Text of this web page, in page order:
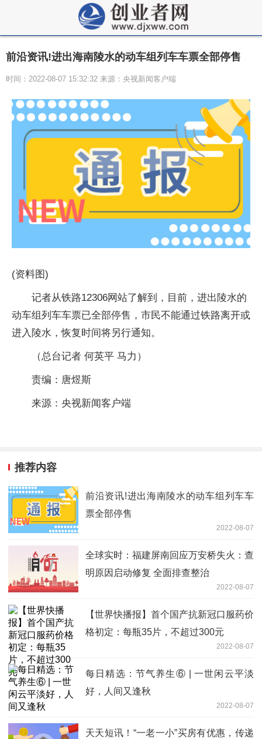
前沿资讯!进出海南陵水的动车组列车车票全部停售
时间：2022-08-07 15:32:32 来源：央视新闻客户端
(资料图)
记者从铁路12306网站了解到，目前，进出陵水的
动车组列车车票已全部停售，市民不能通过铁路离开或
进入陵水，恢复时间将另行通知。
（总台记者 何英平 马力）
责编：唐煜斯
来源：央视新闻客户端
推荐内容
前沿资讯!进出海南陵水的动车组列车车
票全部停售
2022-08-07
全球实时：福建屏南回应万安桥失火：查
明原因启动修复 全面排查整治
2022-08-07
【世界快播报】首个国产抗新冠口服药价
格初定：每瓶35片，不超过300元
2022-08-07
每日精选：节气养生⑥ | 一世闲云平淡
好，人间又逢秋
2022-08-07
天天短讯！“一老一小”买房有优惠，传递